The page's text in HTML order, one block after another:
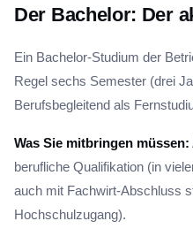
Der Bachelor: Der
Ein Bachelor-Studium der
Regel sechs Semester (drei
Berufsbegleitend als
Was Sie mitbringen müssen:
berufliche Qualifikation (in
auch mit Fachwirt-Abschluss
Hochschulzugang).